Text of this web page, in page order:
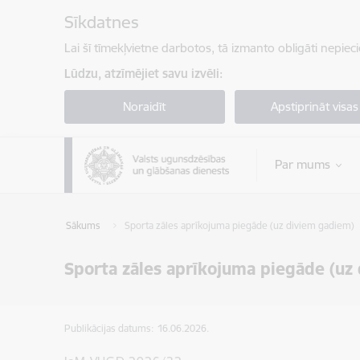
Sīkdatnes
Lai šī tīmekļvietne darbotos, tā izmanto obligāti
Lūdzu, atzīmējiet savu izvēli:
Noraidīt Apstiprināt visas
Par mums
Sākums Sporta zāles aprīkojuma piegāde (uz diviem gadiem)
Sporta zāles aprīkojuma piegāde
Publikācijas datums: 16.06.2026.